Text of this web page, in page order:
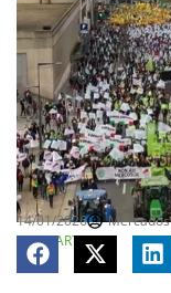
14/01/2026
Mercados
COMPARTE